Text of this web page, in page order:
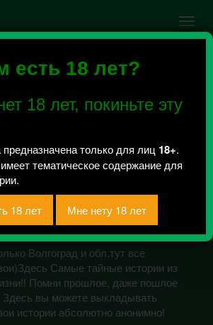
есть 18 лет?
18 лет, покиньте эту
только для лиц 18+.
тематическое содержание для
авторизоваться на сервисе
историй
18+
1, за сегодня 0 сообщений
/ Рейтинг 0.5
Волгоград и обл.тут все
Самые тайные истории из
Помни прошлое, даже пошлое
Здесь вы можете выкладывать
истории абсолютно анонимно!